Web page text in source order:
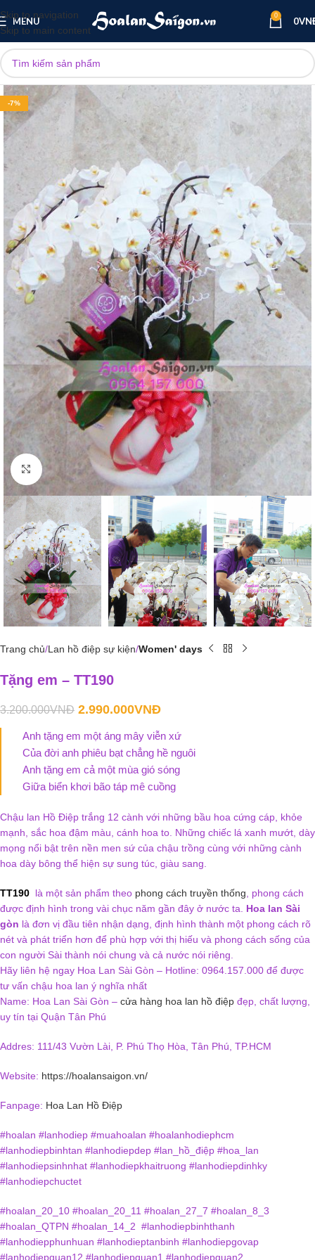
Skip to navigation
Skip to main content
MENU 0 0
-7%
Click to enlarge
Trang chủ Lan hồ điệp sự kiện Women' days
Tặng em – TT190
3.200.000VNĐ 2.990.000VNĐ
Anh tặng em một áng mây viễn xứ
Của đời anh phiêu bạt chẳng hề nguôi
Anh tặng em cả một mùa gió sóng
Giữa biển khơi bão táp mê cuồng
Chậu lan Hồ Điệp trắng 12 cành với những bầu hoa cứng cáp, khỏe
mạnh, sắc hoa đậm màu, cánh hoa to. Những chiếc lá xanh mướt, dày
mọng nổi bật trên nền men sứ của chậu trồng cùng với những cành
hoa dày bông thể hiện sự sung túc, giàu sang.
TT190 là một sản phẩm theo phong cách truyền thống , phong cách
được định hình trong vài chục năm gần đây ở nước ta. Hoa lan Sài
gòn là đơn vị đầu tiên nhận dạng, định hình thành một phong cách rõ
nét và phát triển hơn để phù hợp với thị hiếu và phong cách sống của
con người Sài thành nói chung và cả nước nói riêng.
Hãy liên hệ ngay Hoa Lan Sài Gòn – Hotline: 0964.157.000 để được
tư vấn chậu hoa lan ý nghĩa nhất
Name: Hoa Lan Sài Gòn – cửa hàng hoa lan hồ điệp đẹp, chất lượng,
uy tín tại Quận Tân Phú
Addres: 111/43 Vườn Lài, P. Phú Thọ Hòa, Tân Phú, TP.HCM
Website: https://hoalansaigon.vn/
Fanpage: Hoa Lan Hồ Điệp
#hoalan #lanhodiep #muahoalan #hoalanhodiephcm
#lanhodiepbinhtan #lanhodiepdep #lan_hồ_điệp #hoa_lan
#lanhodiepsinhnhat #lanhodiepkhaitruong #lanhodiepdinhky
#lanhodiepchuctet
#hoalan_20_10 #hoalan_20_11 #hoalan_27_7 #hoalan_8_3
#hoalan_QTPN #hoalan_14_2 #lanhodiepbinhthanh
#lanhodiepphunhuan #lanhodieptanbinh #lanhodiepgovap
#lanhodiepquan12 #lanhodiepquan1 #lanhodiepquan2